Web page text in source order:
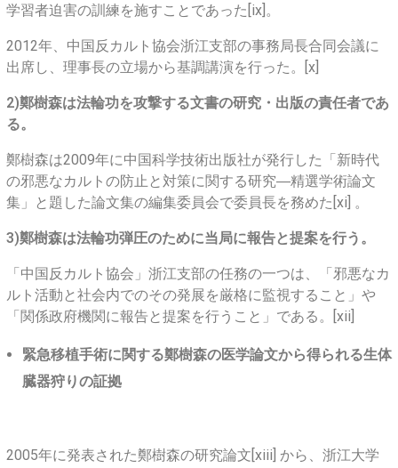
学習者迫害の訓練を施すことであった[ix]。
2012年、中国反カルト協会浙江支部の事務局長合同会議に
出席し、理事長の立場から基調講演を行った。[x]
2)鄭樹森は法輪功を攻撃する文書の研究・出版の責任者であ
る。
鄭樹森は2009年に中国科学技術出版社が発行した「新時代
の邪悪なカルトの防止と対策に関する研究―精選学術論文
集」と題した論文集の編集委員会で委員長を務めた[xi] 。
3)鄭樹森は法輪功弾圧のために当局に報告と提案を行う。
「中国反カルト協会」浙江支部の任務の一つは、「邪悪なカ
ルト活動と社会内でのその発展を厳格に監視すること」や
「関係政府機関に報告と提案を行うこと」である。[xii]
緊急移植手術に関する鄭樹森の医学論文から得られる生体
臓器狩りの証拠
2005年に発表された鄭樹森の研究論文[xiii] から、浙江大学